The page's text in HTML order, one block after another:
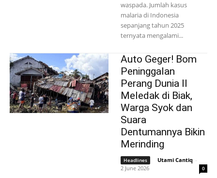
waspada. Jumlah kasus
malaria di Indonesia
sepanjang tahun 2025
ternyata mengalami...
Auto Geger! Bom
Peninggalan
Perang Dunia II
Meledak di Biak,
Warga Syok dan
Suara
Dentumannya Bikin
Merinding
Headlines Utami Cantiq -
2 June 2026
0